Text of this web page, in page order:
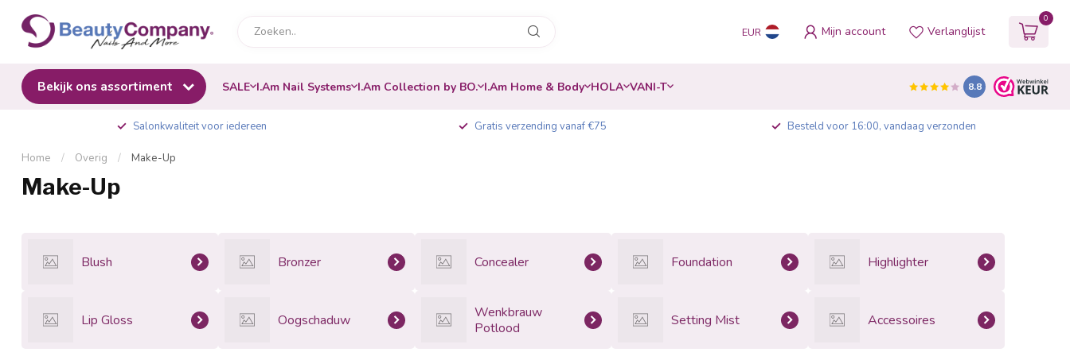
EUR Mijn account Verlanglijst
0
Bekijk ons assortiment SALE I.Am Nail Systems I.Am Collection by BO. I.Am Home & Body HOLA VANI-T 8.8
Salonkwaliteit voor iedereen Gratis verzending vanaf €75 Besteld voor 16:00, vandaag verzonden
Home / Overig / Make-Up
Make-Up
Blush Bronzer Concealer Foundation Highlighter
Lip Gloss Oogschaduw
Wenkbrauw
Potlood
Setting Mist Accessoires